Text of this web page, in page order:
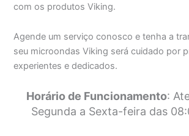
com os produtos Viking.
Agende um serviço conosco e tenha a
seu microondas Viking será cuidado por
experientes e dedicados.
Horário de Funcionamento:
Segunda a Sexta-feira das